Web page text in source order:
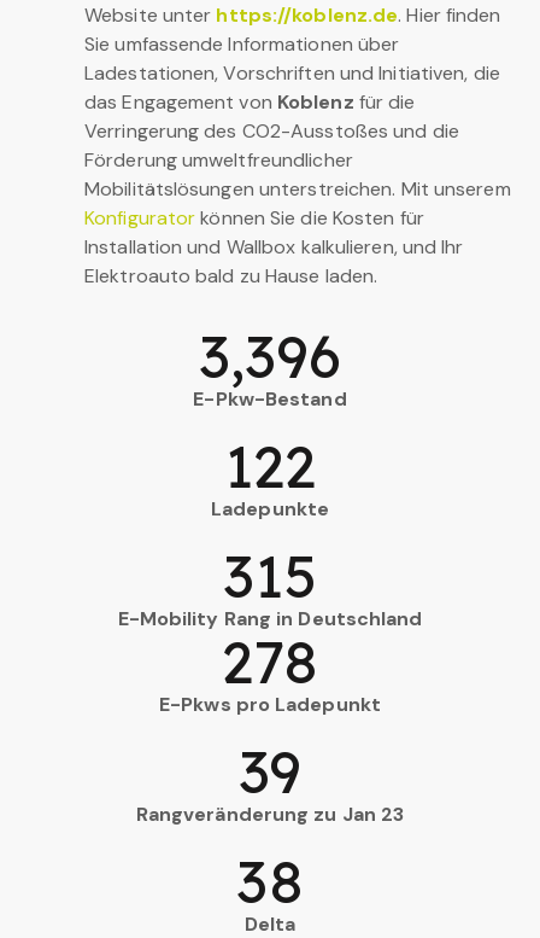
Website unter https://koblenz.de. Hier finden
Sie umfassende Informationen über
Ladestationen, Vorschriften und Initiativen, die
das Engagement von Koblenz für die
Verringerung des CO2-Ausstoßes und die
Förderung umweltfreundlicher
Mobilitätslösungen unterstreichen. Mit unserem
Konfiguratorkönnen Sie die Kosten für
Installation und Wallbox kalkulieren, und Ihr
Elektroauto bald zu Hause laden.
E-Pkw-Bestand
3,396
Ladepunkte
122
E-Mobility Rang in Deutschland
315
E-Pkws pro Ladepunkt
278
Rangveränderung zu Jan 23
39
Delta
38